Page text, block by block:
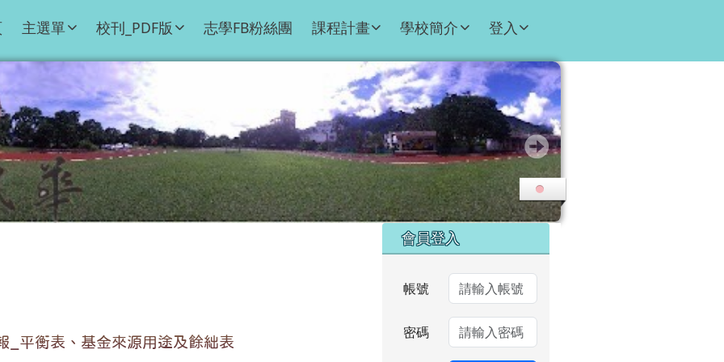
主選單 校刊_PDF版 志學FB粉絲團 課程計畫 學校簡介 登入
_平衡表、基金來源用途及餘絀表
右邊區域內容
會員登入
帳號
密碼